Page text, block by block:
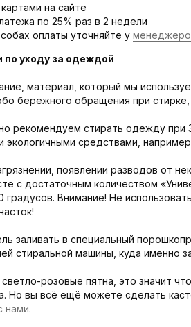
на сайте
по 25% раз в 2 недели
оплаты уточняйте у
уходу за одеждой
материал, который мы
бережного обращения при
рекомендуем стирать одежду при
экологичными средствами,
появлении разводов от
с достаточным количеством
градусов. Внимание! Не
заливать в специальный
стиральной машины, куда именно
светло-розовые пятна, это значит
Но вы всё ещё можете сделать
нами.